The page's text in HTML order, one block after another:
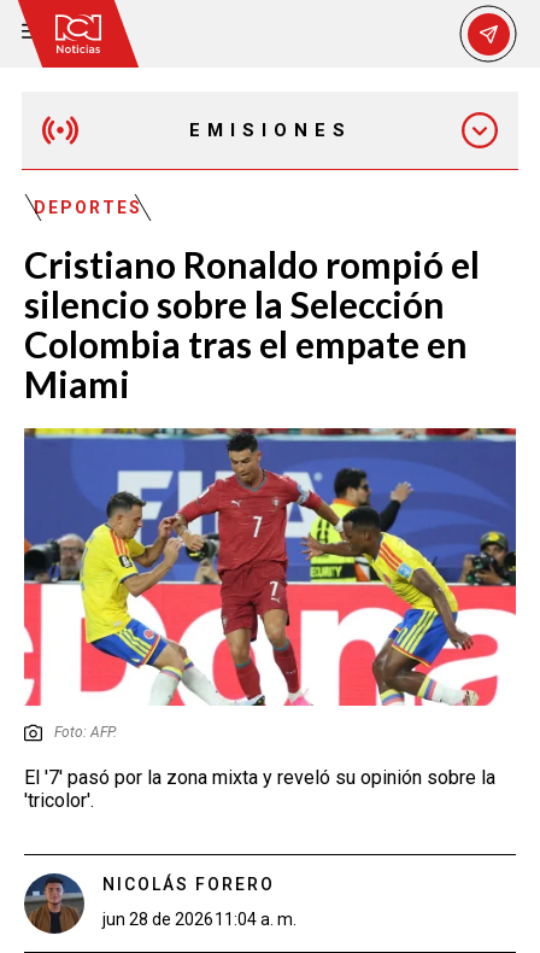
EMISIONES
EMISIÓN 12:30 PM
EMISIÓN 7:00 PM
EMISIÓN 11:30 PM
DEPORTES
Cristiano Ronaldo rompió el
silencio sobre la Selección
Colombia tras el empate en
Miami
Foto: AFP.
El '7' pasó por la zona mixta y reveló su opinión sobre la
'tricolor'.
NICOLÁS FORERO
jun 28 de 202611:04 a. m.